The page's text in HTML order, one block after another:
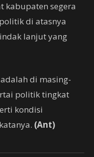
kabupaten segera
di atasnya
lanjut yang
di masing-
politik tingkat
kondisi
(Ant)